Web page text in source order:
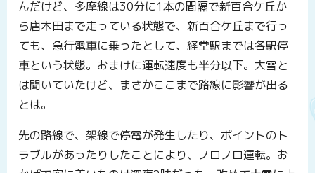
んだけど、多摩線は30分に1本の間隔で新百合ケ丘か
ら唐木田まで走っている状態で、新百合ケ丘まで行っ
ても、急行電車に乗ったとして、経堂駅までは各駅停
車という状態。おまけに運転速度も半分以下。大雪と
は聞いていたけど、まさかここまで路線に影響が出る
とは。
先の路線で、架線で停電が発生したり、ポイントのト
ラブルがあったりしたことにより、ノロノロ運転。お